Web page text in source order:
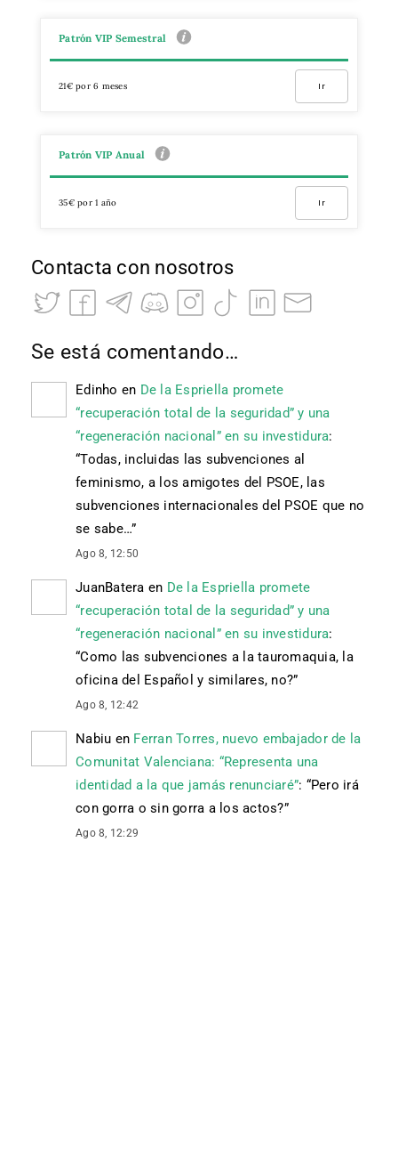
Patrón VIP Semestral
21€ por 6 meses Ir
Patrón VIP Anual
35€ por 1 año Ir
Contacta con nosotros
Se está comentando…
Edinho en De la Espriella promete
“recuperación total de la seguridad” y una
“regeneración nacional” en su investidura:
“Todas, incluidas las subvenciones al
feminismo, a los amigotes del PSOE, las
subvenciones internacionales del PSOE que no
se sabe…”
Ago 8, 12:50
JuanBatera en De la Espriella promete
“recuperación total de la seguridad” y una
“regeneración nacional” en su investidura:
“Como las subvenciones a la tauromaquia, la
oficina del Español y similares, no?”
Ago 8, 12:42
Nabiu en Ferran Torres, nuevo embajador de la
Comunitat Valenciana: “Representa una
identidad a la que jamás renunciaré”: “Pero irá
con gorra o sin gorra a los actos?”
Ago 8, 12:29